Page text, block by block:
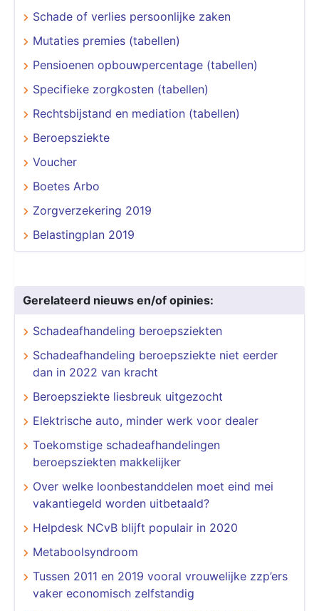
Schade of verlies persoonlijke zaken
Mutaties premies (tabellen)
Pensioenen opbouwpercentage (tabellen)
Specifieke zorgkosten (tabellen)
Rechtsbijstand en mediation (tabellen)
Beroepsziekte
Voucher
Boetes Arbo
Zorgverzekering 2019
Belastingplan 2019
Gerelateerd nieuws en/of opinies:
Schadeafhandeling beroepsziekten
Schadeafhandeling beroepsziekte niet eerder
dan in 2022 van kracht
Beroepsziekte liesbreuk uitgezocht
Elektrische auto, minder werk voor dealer
Toekomstige schadeafhandelingen
beroepsziekten makkelijker
Over welke loonbestanddelen moet eind mei
vakantiegeld worden uitbetaald?
Helpdesk NCvB blijft populair in 2020
Metaboolsyndroom
Tussen 2011 en 2019 vooral vrouwelijke zzp’ers
vaker economisch zelfstandig